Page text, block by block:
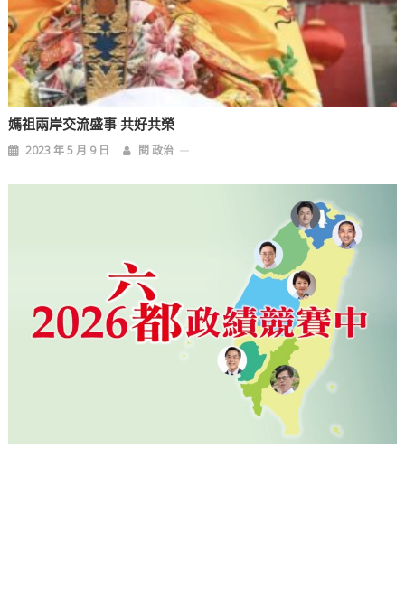
媽祖兩岸交流盛事 共好共榮
2023 年 5 月 9 日 閱 政治